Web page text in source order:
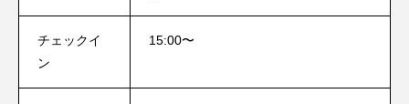
チェックイ
ン
15:00〜